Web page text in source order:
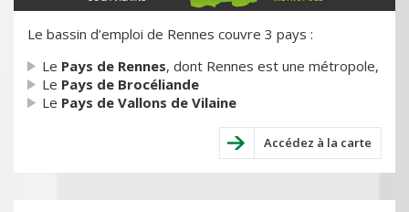
Le bassin d’emploi de Rennes couvre 3 pays :
Le Pays de Rennes, dont Rennes est une métropole,
Le Pays de Brocéliande
Le Pays de Vallons de Vilaine
Accédez à la carte